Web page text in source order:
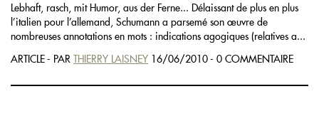
Lebhaft, rasch, mit Humor, aus der Ferne... Délaissant de plus en plus
l’italien pour l’allemand, Schumann a parsemé son œuvre de
nombreuses annotations en mots : indications agogiques (relatives a...
ARTICLE - PAR THIERRY LAISNEY 16/06/2010 - 0 COMMENTAIRE